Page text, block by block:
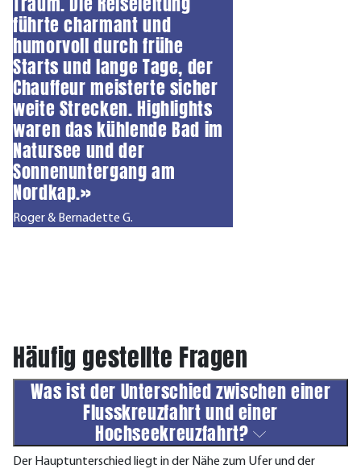
führte charmant und
humorvoll durch frühe
Starts und lange Tage, der
Chauffeur meisterte sicher
weite Strecken. Highlights
waren das kühlende Bad im
Natursee und der
Sonnenuntergang am
Nordkap.»
Roger & Bernadette G.
Häufig gestellte Fragen
Was ist der Unterschied zwischen einer
Flusskreuzfahrt und einer
Hochseekreuzfahrt?
Der Hauptunterschied liegt in der Nähe zum Ufer und der